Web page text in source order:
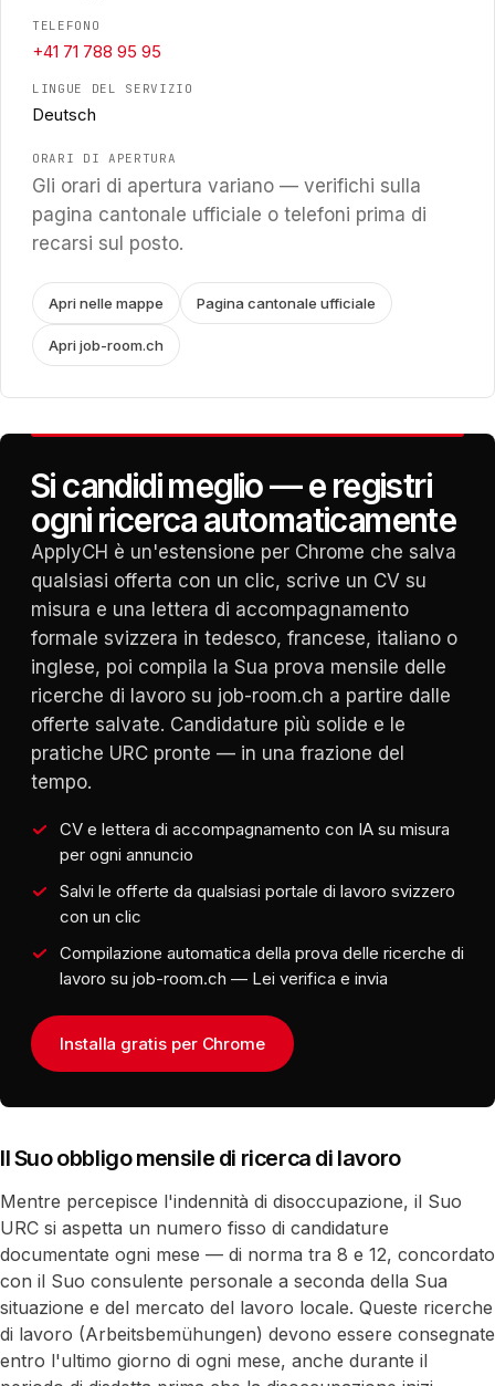
TELEFONO
+41 71 788 95 95
LINGUE DEL SERVIZIO
Deutsch
ORARI DI APERTURA
Gli orari di apertura variano — verifichi sulla
pagina cantonale ufficiale o telefoni prima di
recarsi sul posto.
Apri nelle mappe Pagina cantonale ufficiale
Apri job-room.ch
Si candidi meglio — e registri
ogni ricerca automaticamente
ApplyCH è un'estensione per Chrome che salva
qualsiasi offerta con un clic, scrive un CV su
misura e una lettera di accompagnamento
formale svizzera in tedesco, francese, italiano o
inglese, poi compila la Sua prova mensile delle
ricerche di lavoro su job-room.ch a partire dalle
offerte salvate. Candidature più solide e le
pratiche URC pronte — in una frazione del
tempo.
CV e lettera di accompagnamento con IA su misura
per ogni annuncio
Salvi le offerte da qualsiasi portale di lavoro svizzero
con un clic
Compilazione automatica della prova delle ricerche di
lavoro su job-room.ch — Lei verifica e invia
Installa gratis per Chrome
Il Suo obbligo mensile di ricerca di lavoro
Mentre percepisce l'indennità di disoccupazione, il Suo
URC si aspetta un numero fisso di candidature
documentate ogni mese — di norma tra 8 e 12, concordato
con il Suo consulente personale a seconda della Sua
situazione e del mercato del lavoro locale. Queste ricerche
di lavoro (Arbeitsbemühungen) devono essere consegnate
entro l'ultimo giorno di ogni mese, anche durante il